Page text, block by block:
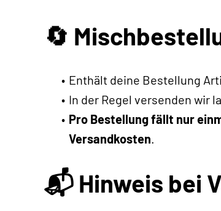
🔄
Enthält deine Bestellung
In der Regel versenden wir
Pro Bestellung fällt nur
Versandkosten.
📬 Hinweis bei